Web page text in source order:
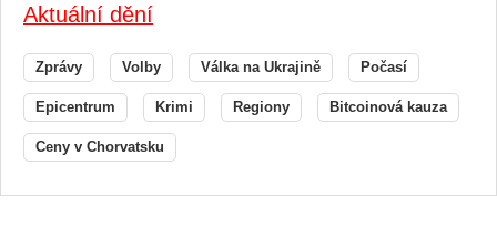
Aktuální dění
Zprávy Volby Válka na Ukrajině Počasí
Epicentrum Krimi Regiony Bitcoinová kauza
Ceny v Chorvatsku